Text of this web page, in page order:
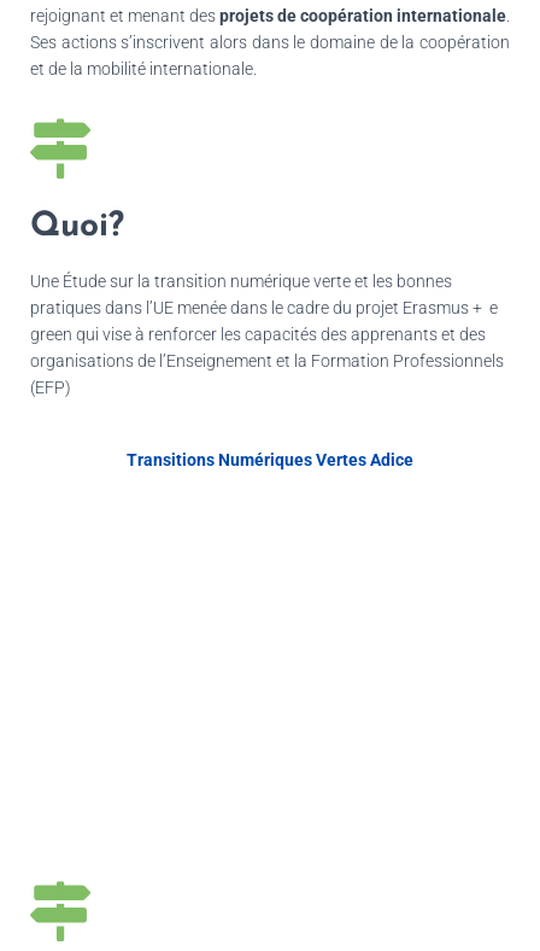
rejoignant et menant desprojets de coopération internationale
Ses actions s’inscrivent alors dans le domaine de la coopération
et de la mobilité internationale.
Quoi?
Une Étude sur la transition numérique verte et les bonnes
pratiques dans l’UE menée dans le cadre du projet Erasmus + e
green qui vise à renforcer les capacités des apprenants et des
organisations de l’Enseignement et la Formation Professionnels
(EFP)
Transitions Numériques Vertes Adice